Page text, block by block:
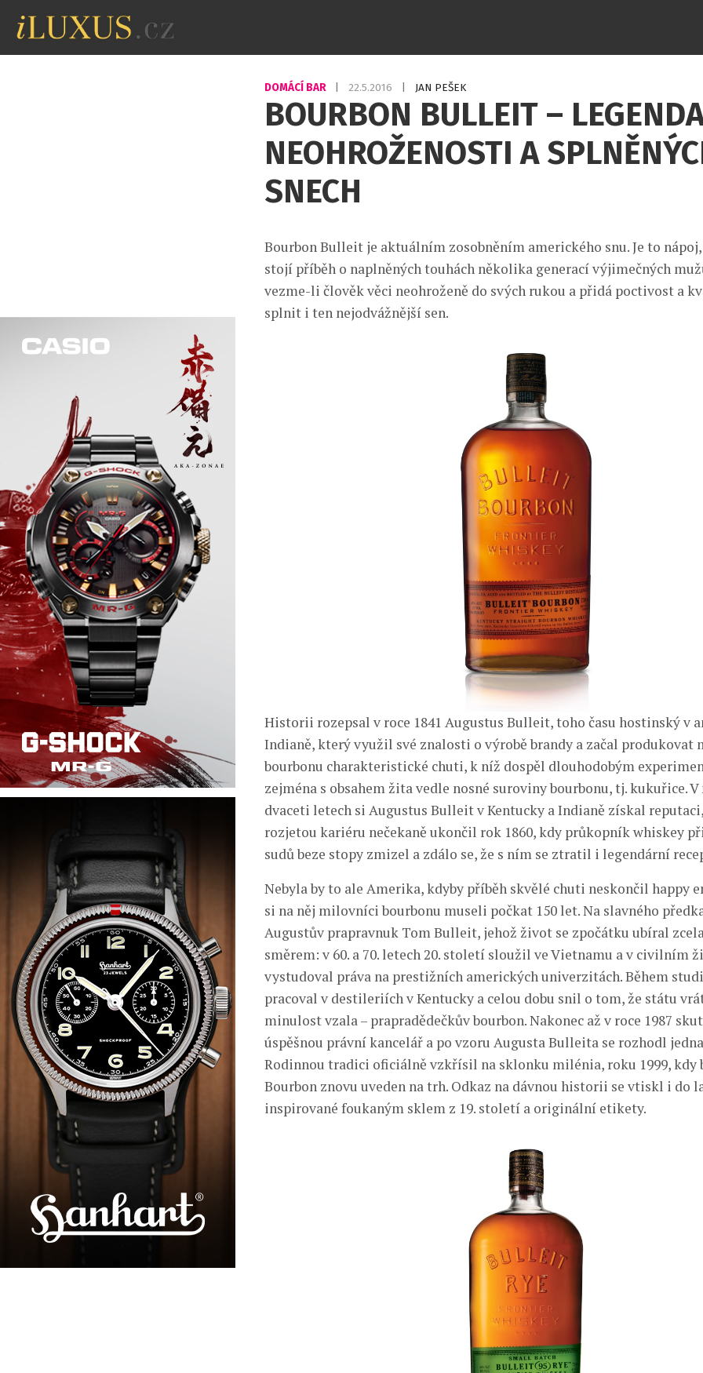
DOMÁCÍ BAR 22.5.2016 JAN PEŠEK
BOURBON BULLEIT –
NEOHROŽENOSTI A
SNECH
Bourbon Bulleit je aktuálním zosobněním amerického snu. Je to nápoj,
stojí příběh o naplněných touhách několika generací výjimečných mužů
vezme-li člověk věci neohroženě do svých rukou a přidá poctivost a
splnit i ten nejodvážnější sen.
Historii rozepsal v roce 1841 Augustus Bulleit, toho času hostinský v
Indianě, který využil své znalosti o výrobě brandy a začal produkovat
bourbonu charakteristické chuti, k níž dospěl dlouhodobým
zejména s obsahem žita vedle nosné suroviny bourbonu, tj. kukuřice. V
dvaceti letech si Augustus Bulleit v Kentucky a Indianě získal reputaci,
rozjetou kariéru nečekaně ukončil rok 1860, kdy průkopník whiskey při
sudů beze stopy zmizel a zdálo se, že s ním se ztratil i legendární
Nebyla by to ale Amerika, kdyby příběh skvělé chuti neskončil happy
si na něj milovníci bourbonu museli počkat 150 let. Na slavného předka
Augustův prapravnuk Tom Bulleit, jehož život se zpočátku ubíral
směrem: v 60. a 70. letech 20. století sloužil ve Vietnamu a v civilním
vystudoval práva na prestižních amerických univerzitách. Během
pracoval v destileriích v Kentucky a celou dobu snil o tom, že státu
minulost vzala – prapradědečkův bourbon. Nakonec až v roce 1987
úspěšnou právní kancelář a po vzoru Augusta Bulleita se rozhodl jednat
Rodinnou tradici oficiálně vzkřísil na sklonku milénia, roku 1999, kdy
Bourbon znovu uveden na trh. Odkaz na dávnou historii se vtiskl i do
inspirované foukaným sklem z 19. století a originální etikety.